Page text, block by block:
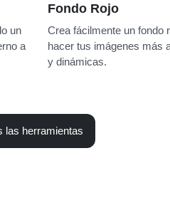
un
a
Fondo Rojo
Crea fácilmente un fondo
hacer tus imágenes más
y dinámicas.
las herramientas